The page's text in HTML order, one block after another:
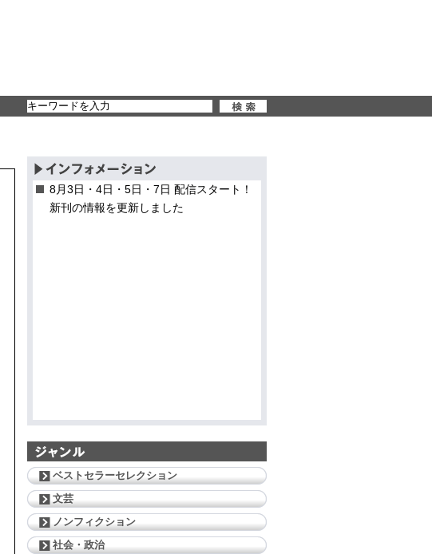
8月3日・4日・5日・7日 配信スタート！
新刊の情報を更新しました
ベストセラーセレクション
文芸
ノンフィクション
社会・政治